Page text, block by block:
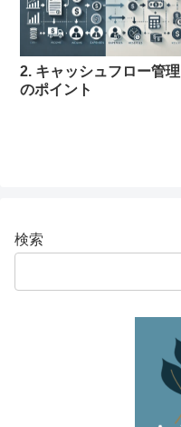
2. キャッシュフロー管理
のポイント
検索